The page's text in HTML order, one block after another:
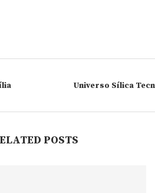
Universo Sílica
POSTS